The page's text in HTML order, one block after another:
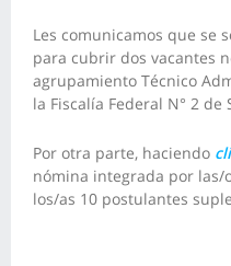
Les comunicamos que se
para cubrir dos vacantes
agrupamiento Técnico
la Fiscalía Federal N° 2 de
Por otra parte, haciendo
nómina integrada por
los/as 10 postulantes